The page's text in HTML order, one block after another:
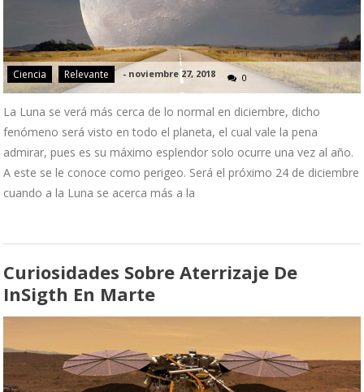
Ciencia Relevante - noviembre 27, 2018 0
La Luna se verá más cerca de lo normal en diciembre, dicho
fenómeno será visto en todo el planeta, el cual vale la pena
admirar, pues es su máximo esplendor solo ocurre una vez al año.
A este se le conoce como perigeo. Será el próximo 24 de diciembre
cuando a la Luna se acerca más a la
Curiosidades Sobre Aterrizaje De
InSigth En Marte